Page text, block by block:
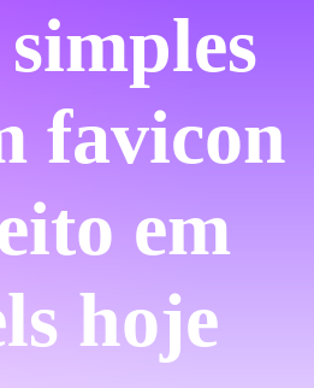
favicon
em
hoje